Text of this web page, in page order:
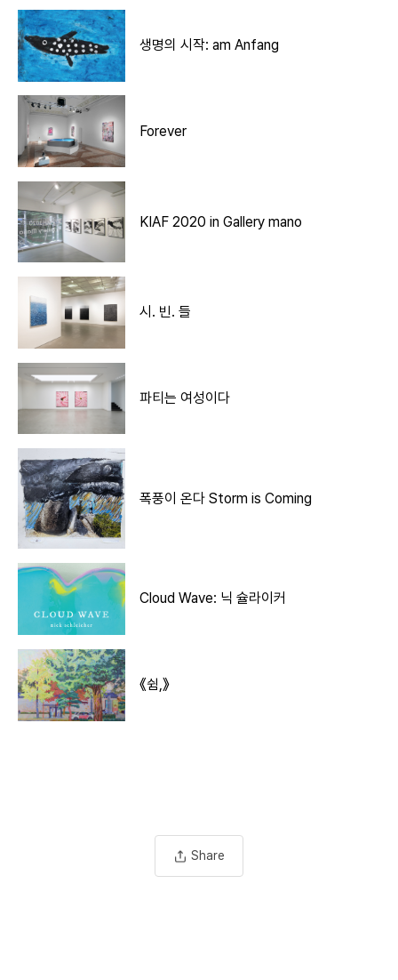
생명의 시작: am Anfang
Forever
KIAF 2020 in Gallery mano
시. 빈. 들
파티는 여성이다
폭풍이 온다 Storm is Coming
Cloud Wave: 닉 슐라이커
《쉼,》
Share